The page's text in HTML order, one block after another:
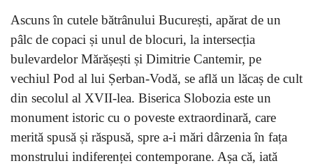
Ascuns în cutele bătrânului București, apărat de un
pâlc de copaci și unul de blocuri, la intersecția
bulevardelor Mărășești și Dimitrie Cantemir, pe
vechiul Pod al lui Șerban-Vodă, se află un lăcaș de cult
din secolul al XVII-lea. Biserica Slobozia este un
monument istoric cu o poveste extraordinară, care
merită spusă și răspusă, spre a-i mări dârzenia în fața
monstrului indiferenței contemporane. Așa că, iată